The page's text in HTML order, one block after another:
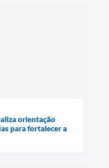
orientação
para fortalecer a